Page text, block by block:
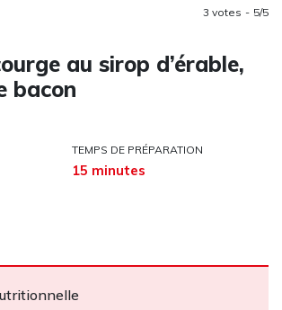
3 votes 5/5
au sirop d’érable,
bacon
TEMPS DE PRÉPARATION
15 minutes